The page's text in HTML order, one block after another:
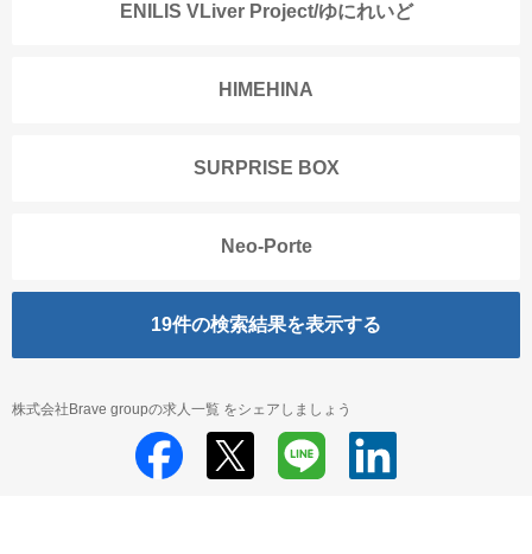
ENILIS VLiver Project/ゆにれいど
HIMEHINA
SURPRISE BOX
Neo-Porte
19件の検索結果を表示する
株式会社Brave groupの求人一覧 をシェアしましょう